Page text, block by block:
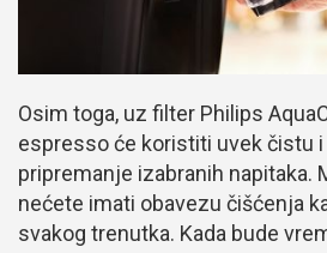
Osim toga, uz filter Philips
espresso će koristiti uvek čistu
pripremanje izabranih napitaka.
nećete imati obavezu čišćenja
svakog trenutka. Kada bude